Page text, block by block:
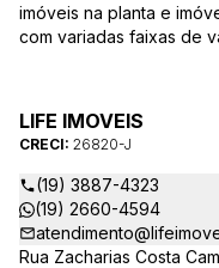
imóveis na planta e
com variadas faixas de
as suas dúvidas sobre
comerciais e outros
LIFE IMOVEIS
CRECI: 26820-J
(19) 3887-4323
(19) 2660-4594
Rua Zacharias Costa